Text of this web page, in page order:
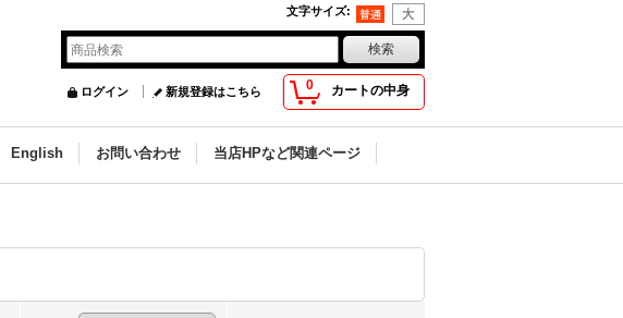
文字サイズ:
0 カートの中身
ログイン 新規登録はこちら
English お問い合わせ 当店HPなど関連ページ